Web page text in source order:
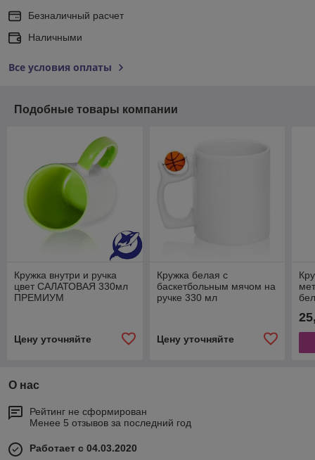
Безналичный расчет
Наличными
Все условия оплаты
Подобные товары компании
Кружка внутри и ручка
цвет САЛАТОВАЯ 330мл
ПРЕМИУМ
Цену уточняйте
Кружка белая с
баскетбольным мячом на
ручке 330 мл
Цену уточняйте
О нас
Рейтинг не сформирован
Менее 5 отзывов за последний год
Работает с 04.03.2020